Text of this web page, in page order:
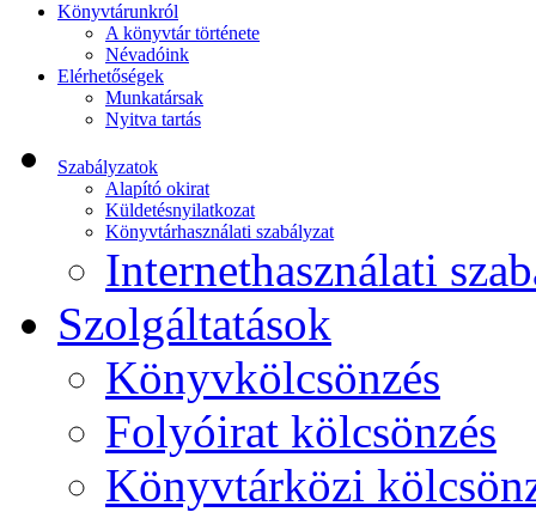
Könyvtárunkról
A könyvtár története
Névadóink
Elérhetőségek
Munkatársak
Nyitva tartás
Szabályzatok
Alapító okirat
Küldetésnyilatkozat
Könyvtárhasználati szabályzat
Internethasználati
Szolgáltatások
Könyvkölcsönzés
Folyóirat kölcsönzés
Könyvtárközi